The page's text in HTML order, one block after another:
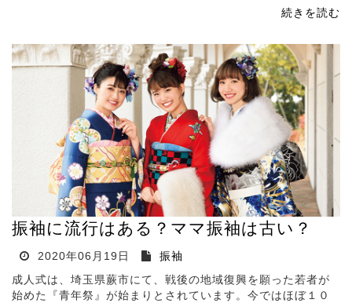
続きを読む
振袖に流行はある？ママ振袖は古い？
2020年06月19日
振袖
成人式は、埼玉県蕨市にて、戦後の地域復興を願った若者が
始めた『青年祭』が始まりとされています。今ではほぼ１０